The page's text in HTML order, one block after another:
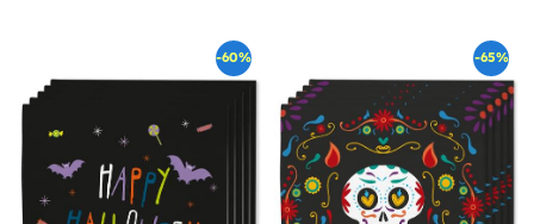
-60% -65%